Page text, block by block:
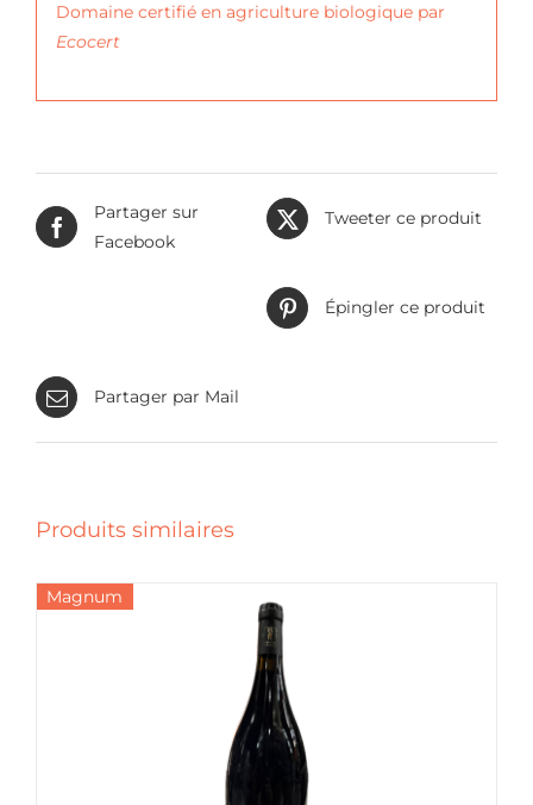
Domaine certifié en agriculture biologique par
Ecocert
Partager sur
Facebook
Tweeter ce produit
Épingler ce produit
Partager par Mail
Produits similaires
Magnum